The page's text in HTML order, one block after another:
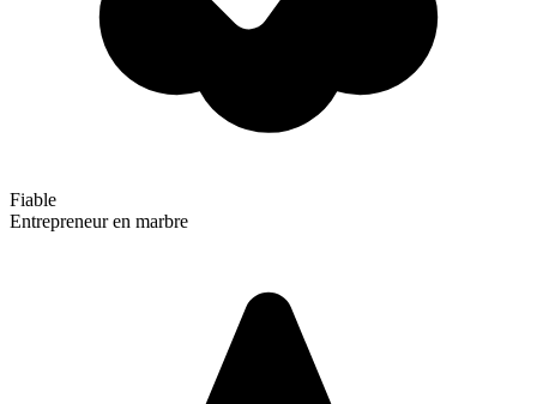
Fiable
Entrepreneur en marbre